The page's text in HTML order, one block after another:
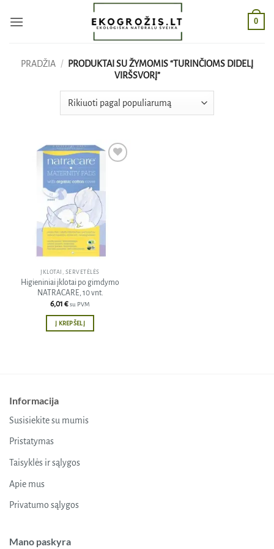
0
PRADŽIA /
PRODUKTAI SU ŽYMOMIS “TURINČIOMS DIDELĮ
VIRŠSVORĮ”
ĮKLOTAI, SERVETĖLĖS
Higieniniai įklotai po gimdymo
NATRACARE, 10 vnt.
6,01 €su PVM
Į KREPŠELĮ
Informacija
Susisiekite su mumis
Pristatymas
Taisyklės ir sąlygos
Apie mus
Privatumo sąlygos
Mano paskyra